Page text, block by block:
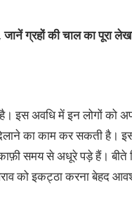
ग्रहों की चाल का पूरा
अवधि में इन लोगों को
का काम कर सकती है।
समय से अधूरे पड़े हैं।
को इकट्ठा करना बेहद